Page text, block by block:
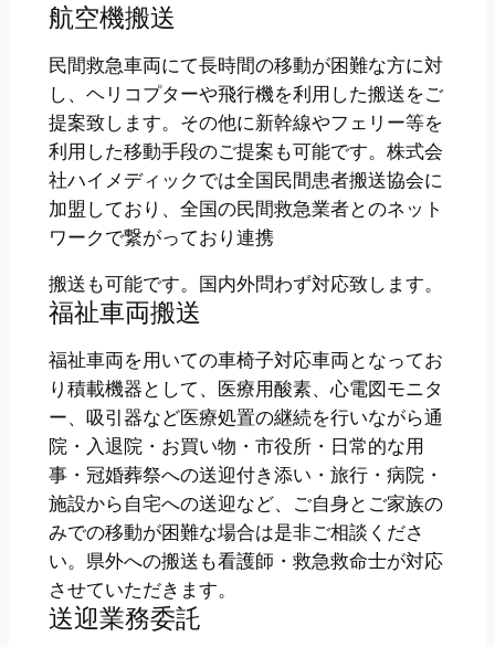
航空機搬送
民間救急車両にて長時間の移動が困難な方に対
し、ヘリコプターや飛行機を利用した搬送をご
提案致します。その他に新幹線やフェリー等を
利用した移動手段のご提案も可能です。株式会
社ハイメディックでは全国民間患者搬送協会に
加盟しており、全国の民間救急業者とのネット
ワークで繋がっており連携
搬送も可能です。国内外問わず対応致します。
福祉車両搬送
福祉車両を用いての車椅子対応車両となってお
り積載機器として、医療用酸素、心電図モニタ
ー、吸引器など医療処置の継続を行いながら通
院・入退院・お買い物・市役所・日常的な用
事・冠婚葬祭への送迎付き添い・旅行・病院・
施設から自宅への送迎など、ご自身とご家族の
みでの移動が困難な場合は是非ご相談くださ
い。県外への搬送も看護師・救急救命士が対応
させていただきます。
送迎業務委託